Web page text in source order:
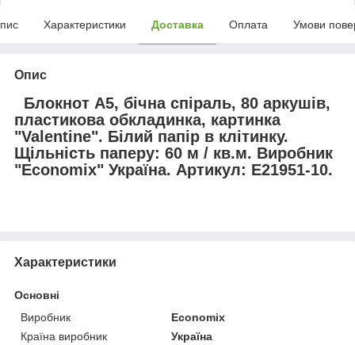
Характеристики Доставка Оплата Умови
Опис
Блокнот А5, бічна спіраль, 80 аркушів,
пластикова обкладинка, картинка
"Valentine". Білий папір в клітинку.
Щільність паперу: 60 м / кв.м. Виробник
"Economix" Україна. Артикул: E21951-10.
Характеристики
Основні
Виробник
Economix
Країна виробник
Україна